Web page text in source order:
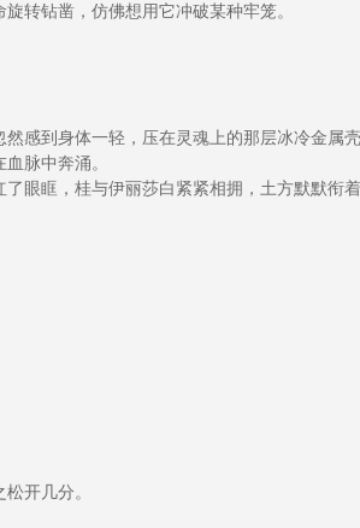
转钻凿，仿佛想用它冲破某种牢笼。
感到身体一轻，压在灵魂上的那层冰冷金属壳
脉中奔涌。
眶，桂与伊丽莎白紧紧相拥，土方默默衔
开几分。